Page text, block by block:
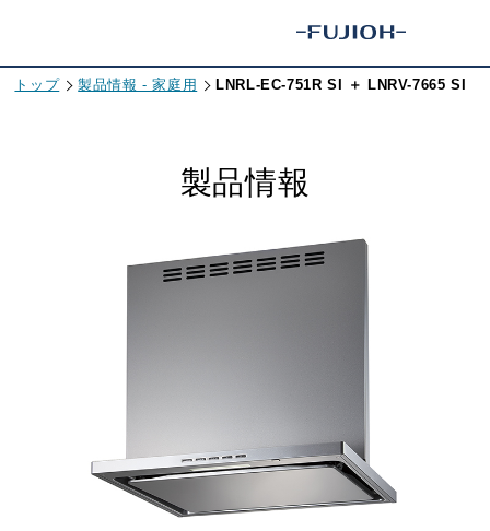
トップ 製品情報 - 家庭用 LNRL-EC-751R SI ＋ LNRV-7665 SI
製品情報